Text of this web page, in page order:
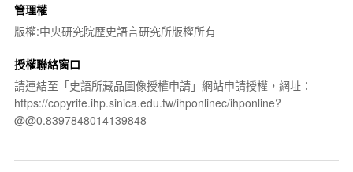
管理權
版權:中央研究院歷史語言研究所版權所有
授權聯絡窗口
請連結至「史語所藏品圖像授權申請」網站申請授權，網址：
https://copyrite.ihp.sinica.edu.tw/ihponlinec/ihponline?
@@0.8397848014139848